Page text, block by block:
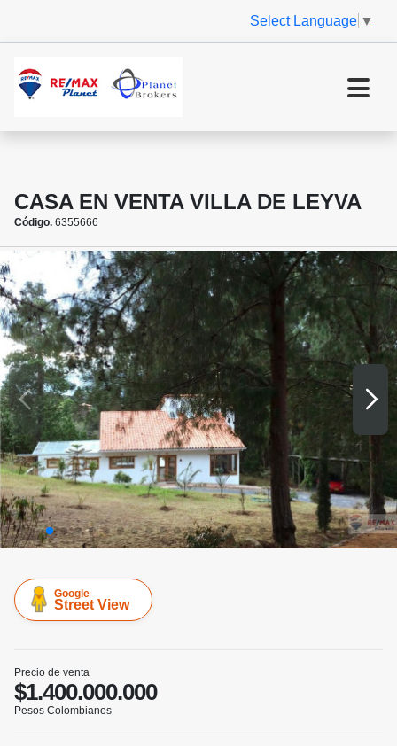
Select Language ▼
CASA EN VENTA VILLA DE LEYVA
Código. 6355666
Google
Street View
Precio de venta
$1.400.000.000
Pesos Colombianos